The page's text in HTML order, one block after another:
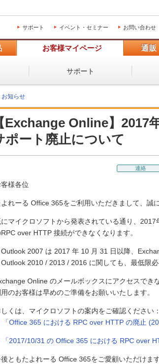
サポート イベント・セミナー お問い合わせ
お客様マイページ 通販
サポート
お知らせ
【Exchange Online】2017
ポート廃止について
連絡
客様各位
よれーる Office 365をご利用いただきまして、誠
にマイクロソフトから発表されている通り、
over HTTP 接続ができなくなります。
Outlook 2007 は 2017 年 10 月 31 日以降、
Outlook 2010 / 2013 / 2016 に関しても、最低限
Online のメールボックスにアクセスで
のお客様は早めのご準備をお願いいたします。
くは、マイクロソフトの案内をご確認ください：
「Office 365 における RPC over HTTP の廃止
「2017/10/31 の Office 365 における RPC over
ともたよれーる Office 365をご愛顧いただけま